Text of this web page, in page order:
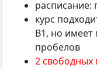
расписание:
курс
B1, но
пробелов
2 свободных